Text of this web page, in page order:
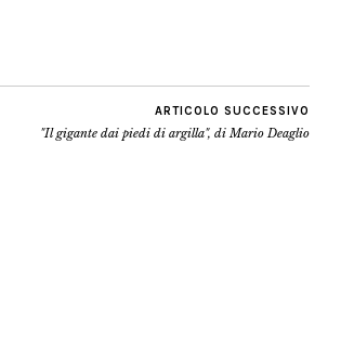
ARTICOLO SUCCESSIVO
"Il gigante dai piedi di argilla", di Mario Deaglio